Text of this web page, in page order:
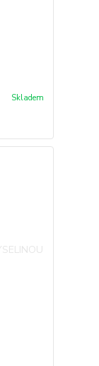
Skladem